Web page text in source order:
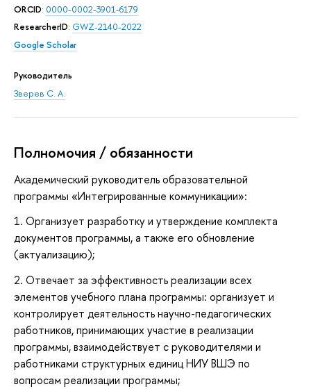
ORCID: 0000-0002-3901-6179
ResearcherID: GWZ-2140-2022
Google Scholar
Руководитель
Зверев С. А.
Полномочия / обязанности
Академический руководитель образовательной
программы «Интегрированные коммуникации»:
1. Организует разработку и утверждение комплекта
документов программы, а также его обновление
(актуализацию);
2. Отвечает за эффективность реализации всех
элементов учебного плана программы: организует и
контролирует деятельность научно-педагогических
работников, принимающих участие в реализации
программы, взаимодействует с руководителями и
работниками структурных единиц НИУ ВШЭ по
вопросам реализации программы;